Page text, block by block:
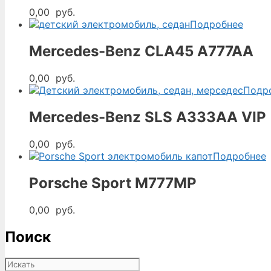
0,00 руб.
Подробнее
Mercedes-Benz CLA45 A777AA
0,00 руб.
Mercedes-Benz SLS A333AA VIP
0,00 руб.
Подробнее
Porsche Sport М777МР
0,00 руб.
Поиск